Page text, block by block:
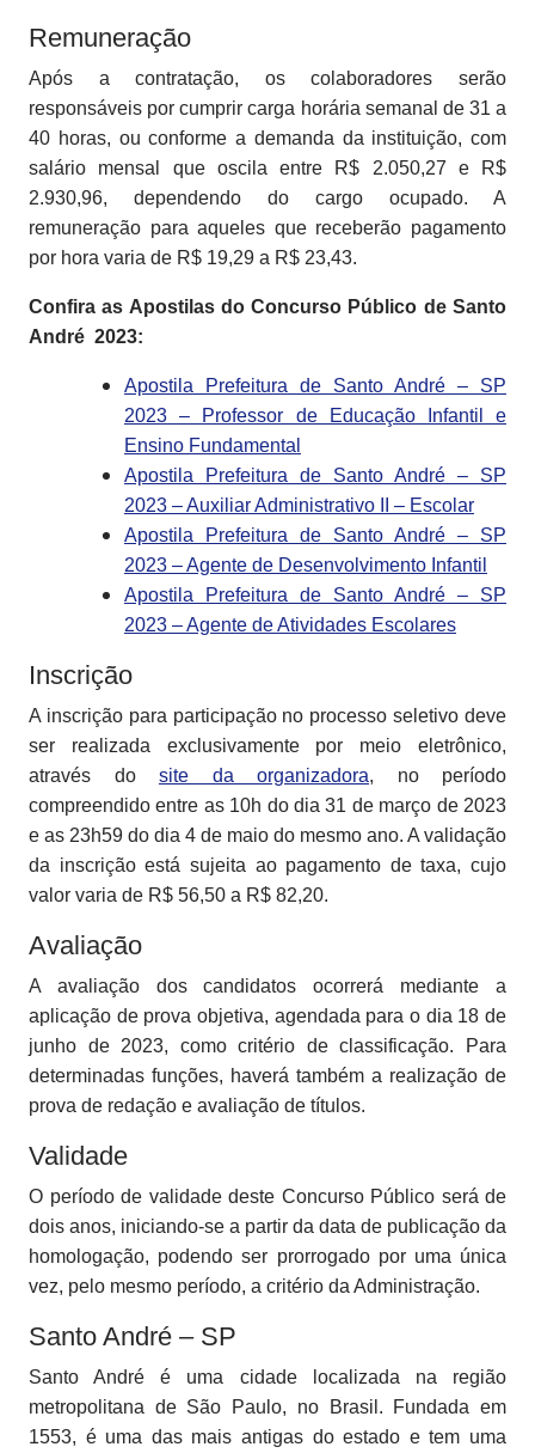
Remuneração
Após a contratação, os colaboradores serão
responsáveis por cumprir carga horária semanal de 31 a
40 horas, ou conforme a demanda da instituição, com
salário mensal que oscila entre R$ 2.050,27 e R$
2.930,96, dependendo do cargo ocupado. A
remuneração para aqueles que receberão pagamento
por hora varia de R$ 19,29 a R$ 23,43.
Confira as Apostilas do Concurso Público de Santo
André 2023:
Apostila Prefeitura de Santo André – SP
2023 – Professor de Educação Infantil e
Ensino Fundamental
Apostila Prefeitura de Santo André – SP
2023 – Auxiliar Administrativo II – Escolar
Apostila Prefeitura de Santo André – SP
2023 – Agente de Desenvolvimento Infantil
Apostila Prefeitura de Santo André – SP
2023 – Agente de Atividades Escolares
Inscrição
A inscrição para participação no processo seletivo deve
ser realizada exclusivamente por meio eletrônico,
através do site da organizadora, no período
compreendido entre as 10h do dia 31 de março de 2023
e as 23h59 do dia 4 de maio do mesmo ano. A validação
da inscrição está sujeita ao pagamento de taxa, cujo
valor varia de R$ 56,50 a R$ 82,20.
Avaliação
A avaliação dos candidatos ocorrerá mediante a
aplicação de prova objetiva, agendada para o dia 18 de
junho de 2023, como critério de classificação. Para
determinadas funções, haverá também a realização de
prova de redação e avaliação de títulos.
Validade
O período de validade deste Concurso Público será de
dois anos, iniciando-se a partir da data de publicação da
homologação, podendo ser prorrogado por uma única
vez, pelo mesmo período, a critério da Administração.
Santo André – SP
Santo André é uma cidade localizada na região
metropolitana de São Paulo, no Brasil. Fundada em
1553, é uma das mais antigas do estado e tem uma